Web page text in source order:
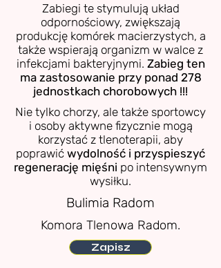
Zabiegi te stymulują układ
odpornościowy, zwiększają
produkcję komórek macierzystych, a
także wspierają organizm w walce z
infekcjami bakteryjnymi. Zabieg ten
ma zastosowanie przy ponad 278
jednostkach chorobowych !!!
Nie tylko chorzy, ale także sportowcy
i osoby aktywne fizycznie mogą
korzystać z tlenoterapii, aby
poprawić wydolność i przyspieszyć
regenerację mięśni po intensywnym
wysiłku.
Bulimia Radom
Komora Tlenowa Radom.
Zapisz